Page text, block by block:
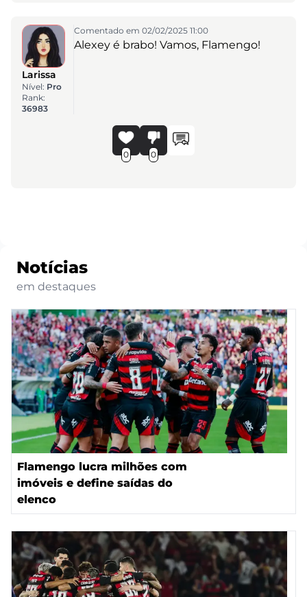
Larissa
Nível: Pro
Rank:
36983
Comentado em 02/02/2025 11:00
Alexey é brabo! Vamos, Flamengo!
0 0
Notícias
em destaques
Flamengo lucra milhões com
imóveis e define saídas do
elenco